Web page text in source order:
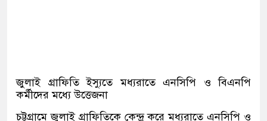
জুলাই গ্রাফিতি ইস্যুতে মধ্যরাতে এনসিপি ও বিএনপি
কর্মীদের মধ্যে উত্তেজনা
চট্টগ্রামে জুলাই গ্রাফিতিকে কেন্দ্র করে মধ্যরাতে এনসিপি ও